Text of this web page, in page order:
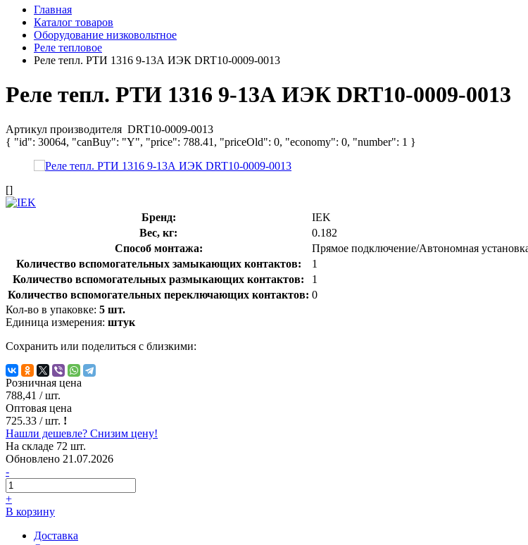
Главная
Каталог товаров
Оборудование низковольтное
Реле тепловое
Реле тепл. РТИ 1316 9-13А ИЭК DRT10-0009-0013
Реле тепл. РТИ 1316 9-13А ИЭК DRT10-0009-0013
Артикул производителя DRT10-0009-0013
{ "id": 30064, "canBuy": "Y", "price": 788.41, "priceOld": 0, "economy": 0, "number": 1 }
[]
Бренд:
IEK
Вес, кг:
0.182
Способ монтажа:
Прямое подключение/Автономная
Количество вспомогательных замыкающих контактов:
1
Количество вспомогательных размыкающих контактов:
1
Количество вспомогательных переключающих контактов: 0
Кол-во в упаковке: 5 шт.
Единица измерения: штук
Сохранить или поделиться с близкими:
Розничная цена
788,41 / шт.
Оптовая цена
725.33 / шт. !
Нашли дешевле? Снизим цену!
На складе 72 шт.
Обновлено 21.07.2026
-
+
В корзину
Доставка